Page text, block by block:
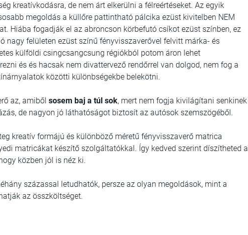
kreatívkodásra, de nem árt elkerülni a félreértéseket. Az egyik
megoldás a küllőre pattintható pálcika ezüst kivitelben NEM
Hiába fogadják el az abroncson körbefutó csíkot ezüst színben, ez
nagy felületen ezüst színű fényvisszaverővel felvitt márka- és
külföldi csingcsangcsung régiókból potom áron lehet
és és hacsak nem divattervező rendőrrel van dolgod, nem fog a
közötti különbségekbe belekötni.
az, amiből sosem baj a túl sok, mert nem fogja kivilágítani senkinek
de nagyon jó láthatóságot biztosít az autósok szemszögéből.
kreatív formájú és különböző méretű fényvisszaverő matrica
matricákat készítő szolgáltatókkal. Így kedved szerint díszítheted a
közben jól is néz ki.
százassal letudhatók, persze az olyan megoldások, mint a
az összköltséget.